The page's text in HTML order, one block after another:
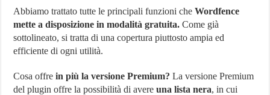
Abbiamo trattato tutte le principali funzioni cheWordfence
mette a disposizione in modalità gratuita. Come già
sottolineato, si tratta di una copertura piuttosto ampia ed
efficiente di ogni utilità.
Cosa offrein più la versione Premium? La versione Premium
del plugin offre la possibilità di avereuna lista nera, in cui